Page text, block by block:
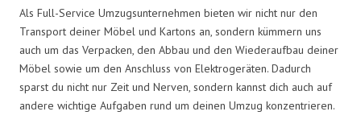
Als Full-Service Umzugsunternehmen bieten wir nicht nur den
Transport deiner Möbel und Kartons an, sondern kümmern uns
auch um das Verpacken, den Abbau und den Wiederaufbau deiner
Möbel sowie um den Anschluss von Elektrogeräten. Dadurch
sparst du nicht nur Zeit und Nerven, sondern kannst dich auch auf
andere wichtige Aufgaben rund um deinen Umzug konzentrieren.